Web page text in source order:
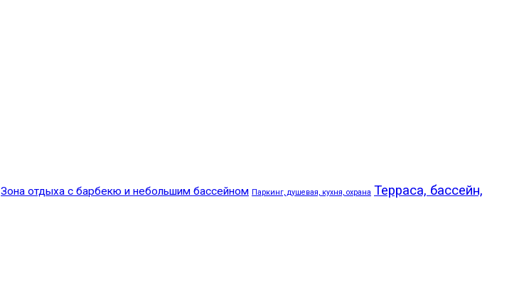
Зона отдыха с барбекю и небольшим бассейном Паркинг, душевая, кухня, охрана Терраса, бассейн,